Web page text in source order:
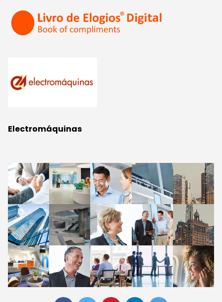
Electromáquinas